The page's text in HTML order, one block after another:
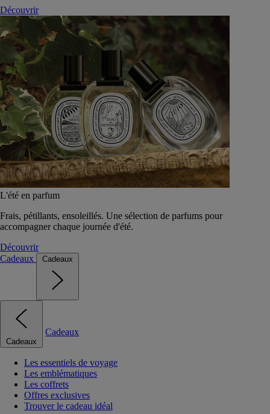
Découvrir
L'été en parfum
Frais, pétillants, ensoleillés. Une sélection de parfums pour
accompagner chaque journée d'été.
Découvrir
Cadeaux
Cadeaux
Cadeaux
Cadeaux
Les essentiels de voyage
Les emblématiques
Les coffrets
Offres exclusives
Trouver le cadeau idéal